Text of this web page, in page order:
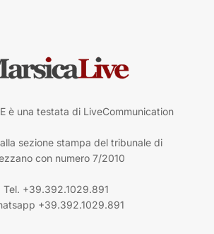
è una testata di LiveCommunication
sezione stampa del tribunale di
con numero 7/2010
Tel. +39.392.1029.891
+39.392.1029.891